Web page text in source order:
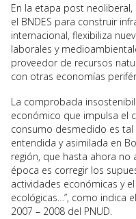
En la etapa post
el BNDES para construir
internacional, flexibiliza
laborales y
proveedor de recursos
con otras economías
La comprobada
económico que impulsa el
consumo desmedido es tal
entendida y asimilada en
región, que hasta ahora
época es corregir los
actividades económicas y
ecológicas…”, como indica
2007 – 2008 del PNUD.